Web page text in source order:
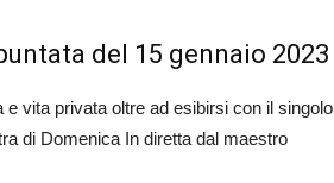
del 15 gennaio 2023
vita privata oltre ad esibirsi con il singolo
di Domenica In diretta dal maestro